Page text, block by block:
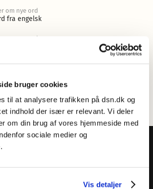
bruger cookies
til at analysere trafikken på dsn.dk og
indhold der især er relevant. Vi deler
om din brug af vores hjemmeside med
sociale medier og
Vis detaljer
om nye ord
fra engelsk
om nye ord
fra engelsk?